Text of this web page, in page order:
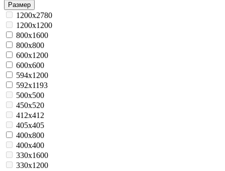
Размер
1200x2780
1200x1200
800x1600
800x800
600x1200
600x600
594x1200
592x1193
500x500
450x520
412x412
405x405
400х800
400x400
330x1600
330x1200